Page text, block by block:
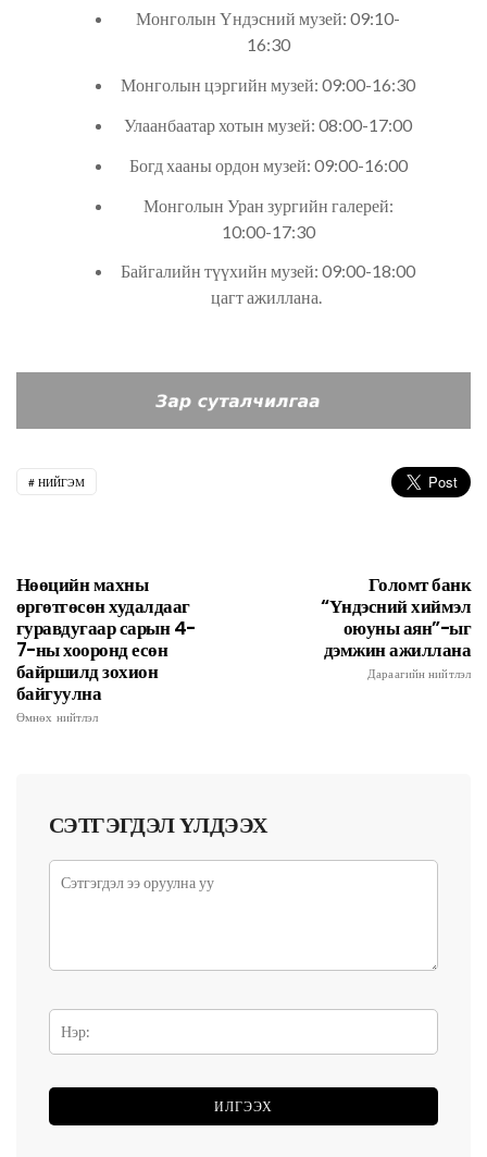
Монголын Үндэсний музей: 09:10-
16:30
Монголын цэргийн музей: 09:00-16:30
Улаанбаатар хотын музей: 08:00-17:00
Богд хааны ордон музей: 09:00-16:00
Монголын Уран зургийн галерей:
10:00-17:30
Байгалийн түүхийн музей: 09:00-18:00
цагт ажиллана.
НИЙГЭМ
Нөөцийн махны
өргөтгөсөн худалдааг
гуравдугаар сарын 4-
7-ны хооронд есөн
байршилд зохион
байгуулна
Өмнөх нийтлэл
Голомт банк
“Үндэсний хиймэл
оюуны аян”-ыг
дэмжин ажиллана
Дараагийн нийтлэл
СЭТГЭГДЭЛ ҮЛДЭЭХ